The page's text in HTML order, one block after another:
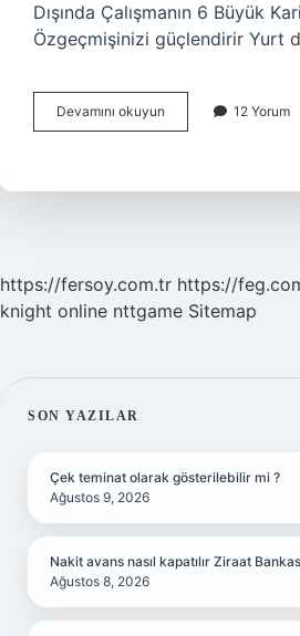
Dışında Çalışmanın 6 Büyük
Özgeçmişinizi güçlendirir Yurt
Devamını okuyun
Bir
Size
12 Yorum
https://fersoy.com.tr https://
knight online nttgame Sitemap
SIDEBAR
SON YAZILAR
Çek teminat olarak gösterilebilir mi ?
Ağustos 9, 2026
Nakit avans nasıl kapatılır Ziraat
Ağustos 8, 2026